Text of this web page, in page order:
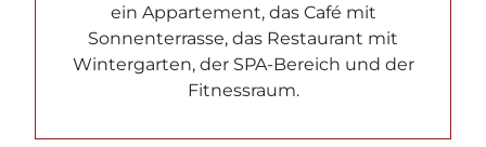
ein Appartement, das Café mit
Sonnenterrasse, das Restaurant mit
Wintergarten, der SPA-Bereich und der
Fitnessraum.